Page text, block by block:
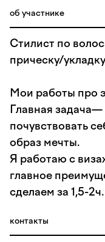
об участнике
Стилист по
прическу/
Мои работы про
Главная
почувствовать
образ мечты.
Я работаю с
главное
сделаем за 1,5-2ч.
контакты